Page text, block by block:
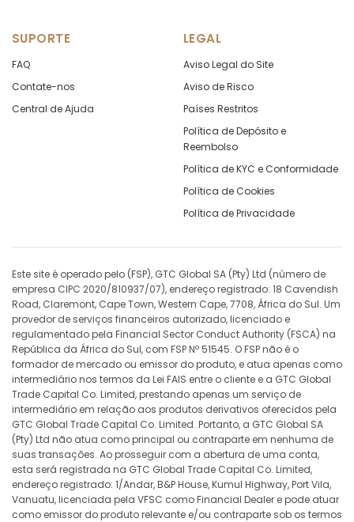
EURCHF
EURCNH in points
in points
EURHUF in points -41.4
EURILS in points -24.9
EURJPY in points
EURMXN in points -75.87
EURNOK in points -4.61
EURNZD in points -13.72
EURPLN in points -34.44
SUPORTE
FAQ
Contate-nos
Central de Ajuda
LEGAL
Aviso Legal do Site
Aviso de Risco
Países Restritos
Política de Depósito e
Reembolso
Política de KYC e Conformidade
Política de Cookies
Política de Privacidade
Este site é operado pelo (FSP), GTC Global SA (Pty) Ltd (número de
empresa CIPC 2020/810937/07), endereço registrado: 18 Cavendish
Road, Claremont, Cape Town, Western Cape, 7708, África do Sul. Um
provedor de serviços financeiros autorizado, licenciado e
regulamentado pela Financial Sector Conduct Authority (FSCA) na
República da África do Sul, com FSP Nº 51545. O FSP não é o
formador de mercado ou emissor do produto, e atua apenas como
intermediário nos termos da Lei FAIS entre o cliente e a GTC Global
Trade Capital Co. Limited, prestando apenas um serviço de
intermediário em relação aos produtos derivativos oferecidos pela
GTC Global Trade Capital Co. Limited. Portanto, a GTC Global SA
(Pty) Ltd não atua como principal ou contraparte em nenhuma de
suas transações. Ao prosseguir com a abertura de uma conta,
esta será registrada na GTC Global Trade Capital Co. Limited,
endereço registrado: 1/Andar, B&P House, Kumul Highway, Port Vila,
Vanuatu, licenciada pela VFSC como Financial Dealer e pode atuar
como emissor do produto relevante e/ou contraparte sob os termos